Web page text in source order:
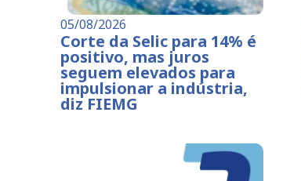
05/08/2026
Corte da Selic para 14% é
positivo, mas juros
seguem elevados para
impulsionar a indústria,
diz FIEMG